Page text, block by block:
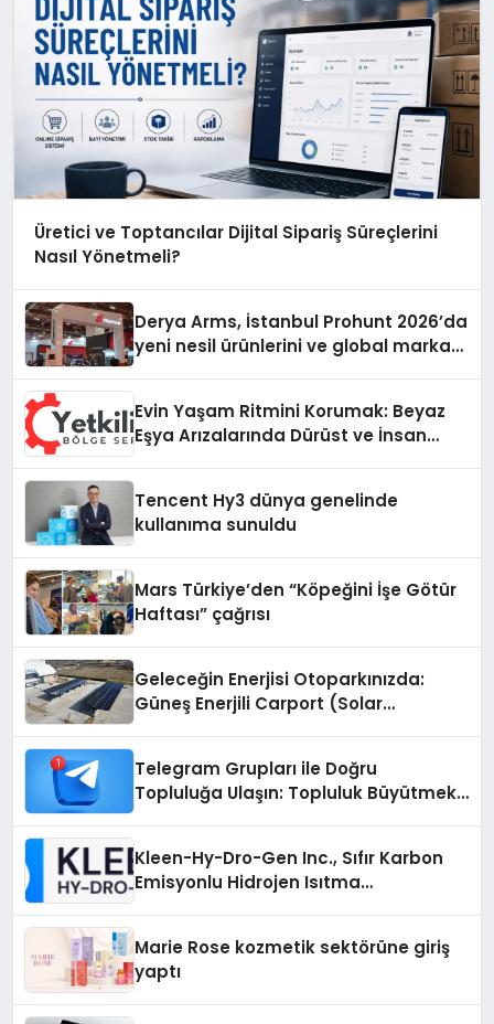
Üretici ve Toptancılar Dijital Sipariş Süreçlerini
Nasıl Yönetmeli?
Derya Arms, İstanbul Prohunt 2026’da
yeni nesil ürünlerini ve global marka
Evin Yaşam Ritmini Korumak: Beyaz
Eşya Arızalarında Dürüst ve İnsan
Tencent Hy3 dünya genelinde
kullanıma sunuldu
Mars Türkiye’den “Köpeğini İşe Götür
Haftası” çağrısı
Geleceğin Enerjisi Otoparkınızda:
Güneş Enerjili Carport (Solar
Telegram Grupları ile Doğru
Topluluğa Ulaşın: Topluluk Büyütmek
Kleen-Hy-Dro-Gen Inc., Sıfır Karbon
Emisyonlu Hidrojen Isıtma
Marie Rose kozmetik sektörüne giriş
yaptı